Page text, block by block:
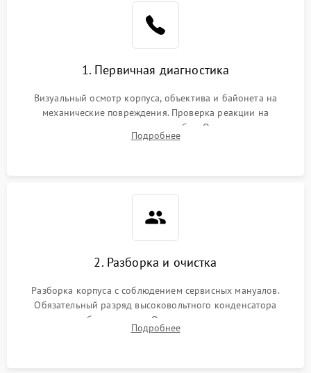
1. Первичная диагностика
Визуальный осмотр корпуса, объектива и байонета на
механические повреждения. Проверка реакции на
включение, считывание кодов ошибок. Оценка состояния
матрицы и затвора, проверка работы автофокуса и вспышки.
Подробнее
2. Разборка и очистка
Разборка корпуса с соблюдением сервисных мануалов.
Обязательный разряд высоковольтного конденсатора
вспышки для безопасности. Очистка внутренних узлов от
пыли, песка и следов влаги с помощью спецсредств.
Подробнее